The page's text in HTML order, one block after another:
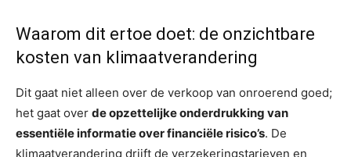
Waarom dit ertoe doet: de onzichtbare
kosten van klimaatverandering
Dit gaat niet alleen over de verkoop van onroerend goed;
het gaat over de opzettelijke onderdrukking van
essentiële informatie over financiële risico’s. De
klimaatverandering drijft de verzekeringstarieven en